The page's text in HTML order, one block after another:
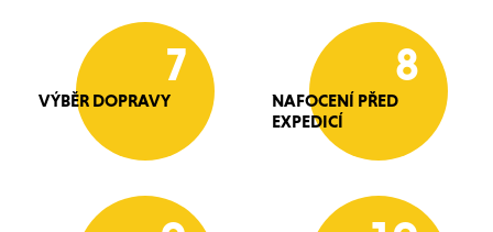
7
VÝBĚR DOPRAVY
8
NAFOCENÍ PŘED
EXPEDICÍ